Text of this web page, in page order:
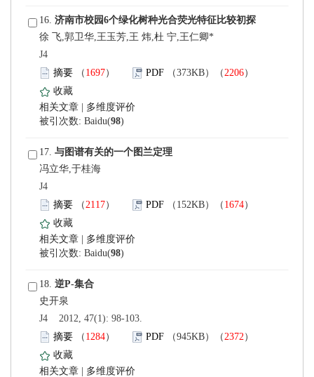
16.
徐 飞,郭卫华,王玉芳,王 炜,杜 宁,王仁卿*
J4
）
）
|
)
17.
冯立华,于桂海
J4
）
）
|
)
18.
J4 2012, 47(1): 98-103.
）
）
|